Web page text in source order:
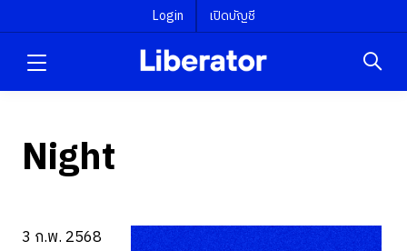
Login เปิดบัญชี
Night
3 ก.พ. 2568